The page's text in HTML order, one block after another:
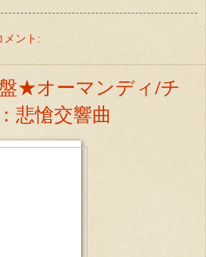
メント:
★オーマンディ/チ
悲愴交響曲